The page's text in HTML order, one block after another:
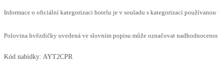
Informace o oficiální kategorizaci hotelu je v souladu s kategorizací
Polovina hvězdičky uvedená ve slovním popisu může označovat
Kód nabídky: AYT2CPR